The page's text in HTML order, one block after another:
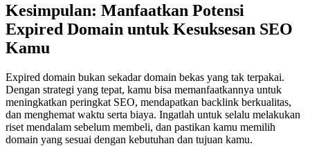
Kesimpulan: Manfaatkan Potensi
Expired Domain untuk Kesuksesan SEO
Kamu
Expired domain bukan sekadar domain bekas yang tak terpakai.
Dengan strategi yang tepat, kamu bisa memanfaatkannya untuk
meningkatkan peringkat SEO, mendapatkan backlink berkualitas,
dan menghemat waktu serta biaya. Ingatlah untuk selalu melakukan
riset mendalam sebelum membeli, dan pastikan kamu memilih
domain yang sesuai dengan kebutuhan dan tujuan kamu.